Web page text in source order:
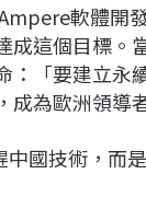
軟體開
成這個目標
：「要建立永
為歐洲領導
中國技術，